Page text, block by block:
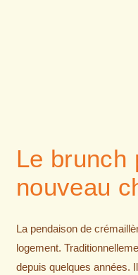
Le brunch
nouveau
La pendaison de
logement.
depuis quelques années.